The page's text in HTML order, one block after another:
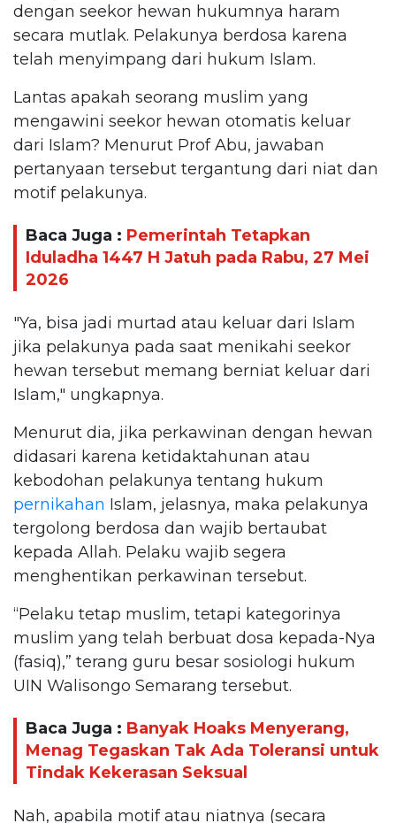
dengan seekor hewan hukumnya haram
secara mutlak. Pelakunya berdosa karena
telah menyimpang dari hukum Islam.
Lantas apakah seorang muslim yang
mengawini seekor hewan otomatis keluar
dari Islam? Menurut Prof Abu, jawaban
pertanyaan tersebut tergantung dari niat dan
motif pelakunya.
Baca Juga : Pemerintah Tetapkan
Iduladha 1447 H Jatuh pada Rabu, 27 Mei
2026
"Ya, bisa jadi murtad atau keluar dari Islam
jika pelakunya pada saat menikahi seekor
hewan tersebut memang berniat keluar dari
Islam," ungkapnya.
Menurut dia, jika perkawinan dengan hewan
didasari karena ketidaktahunan atau
kebodohan pelakunya tentang hukum
pernikahan Islam, jelasnya, maka pelakunya
tergolong berdosa dan wajib bertaubat
kepada Allah. Pelaku wajib segera
menghentikan perkawinan tersebut.
“Pelaku tetap muslim, tetapi kategorinya
muslim yang telah berbuat dosa kepada-Nya
(fasiq),” terang guru besar sosiologi hukum
UIN Walisongo Semarang tersebut.
Baca Juga : Banyak Hoaks Menyerang,
Menag Tegaskan Tak Ada Toleransi untuk
Tindak Kekerasan Seksual
Nah, apabila motif atau niatnya (secara